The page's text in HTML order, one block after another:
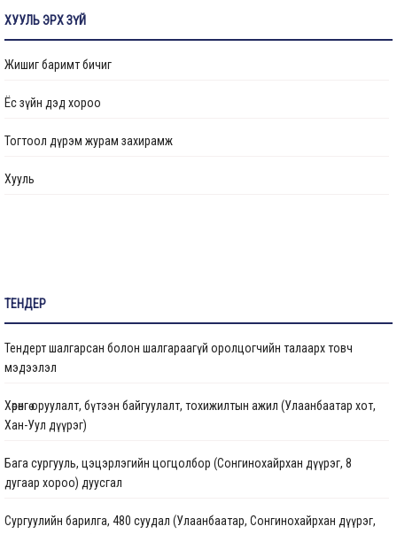
Бараа ажил үйлчилгээ
Газрын даргын тушаал
Барилгын ажлын мэдээ
Санхүүжилтийн мэдээлэл
ХУУЛЬ ЭРХ ЗҮЙ
Жишиг баримт бичиг
Ёс зүйн дэд хороо
Тогтоол дүрэм журам захирамж
Хууль
ТЕНДЕР
Тендерт шалгарсан болон шалгараагүй оролцогчийн талаарх товч
мэдээлэл
Хөрөнгө оруулалт, бүтээн байгуулалт, тохижилтын ажил (Улаанбаатар хот,
Хан-Уул дүүрэг)
Бага сургууль, цэцэрлэгийн цогцолбор (Сонгинохайрхан дүүрэг, 8
дугаар хороо) дуусгал
Сургуулийн барилга, 480 суудал (Улаанбаатар, Сонгинохайрхан дүүрэг,